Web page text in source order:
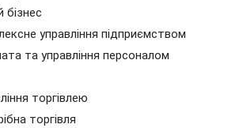
бізнес
управління підприємством
та управління персоналом
торгівлею
торгівля